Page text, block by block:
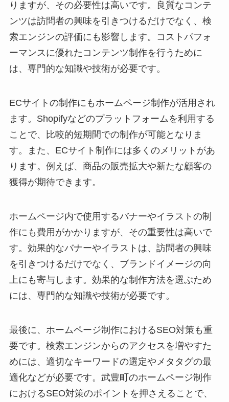
りますが、その必要性は高いです。良質なコンテ
ンツは訪問者の興味を引きつけるだけでなく、検
索エンジンの評価にも影響します。コストパフォ
ーマンスに優れたコンテンツ制作を行うために
は、専門的な知識や技術が必要です。
ECサイトの制作にもホームページ制作が活用され
ます。Shopifyなどのプラットフォームを利用する
ことで、比較的短期間での制作が可能となりま
す。また、ECサイト制作には多くのメリットがあ
ります。例えば、商品の販売拡大や新たな顧客の
獲得が期待できます。
ホームページ内で使用するバナーやイラストの制
作にも費用がかかりますが、その重要性は高いで
す。効果的なバナーやイラストは、訪問者の興味
を引きつけるだけでなく、ブランドイメージの向
上にも寄与します。効果的な制作方法を選ぶため
には、専門的な知識や技術が必要です。
最後に、ホームページ制作におけるSEO対策も重
要です。検索エンジンからのアクセスを増やすた
めには、適切なキーワードの選定やメタタグの最
適化などが必要です。武豊町のホームページ制作
におけるSEO対策のポイントを押さえることで、